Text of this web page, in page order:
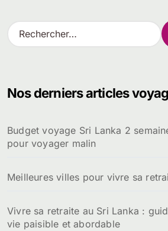
R
e
r
e
r
Nos derniers articles
Budget voyage Sri Lanka 2
pour voyager malin
Meilleures villes pour vivre sa
Vivre sa retraite au Sri Lanka :
vie paisible et abordable